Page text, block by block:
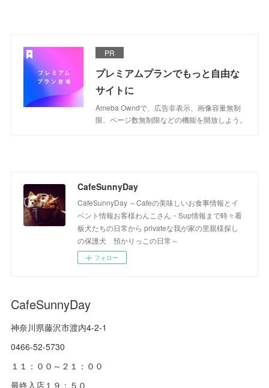
PR
プレミアムプランでもっと自由な
サイトに
Ameba Owndで、広告非表示、画像容量無制
限、ページ数無制限などの機能を開放しよう。
CafeSunnyDay
CafeSunnyDay ～Cafeの美味しいお食事情報とイ
ベント情報お客様わんこさん・Sup情報まで時々看
板犬たちの日常から privateな我が家の里親様探し
の保護犬 預かりっこの日常～
フォロー
CafeSunnyDay
神奈川県藤沢市渡内4-2-1
0466-52-5730
１１：００～２１：００
最終入店１９：５０